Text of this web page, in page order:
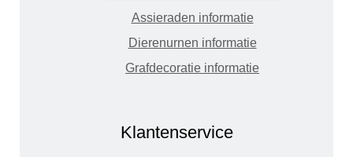
Assieraden informatie
Dierenurnen informatie
Grafdecoratie informatie
Klantenservice